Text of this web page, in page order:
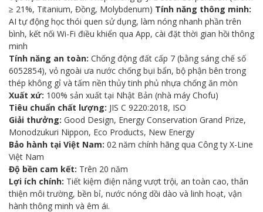
≥ 21%, Titanium, Đồng, Molybdenum) Tính năng thông minh:
AI tự động học thói quen sử dụng, làm nóng nhanh phần trên
bình, kết nối Wi-Fi điều khiển qua App, cài đặt thời gian hồi thông
minh
Tính năng an toàn: Chống động đất cấp 7 (bằng sáng chế số
6052854), vỏ ngoài ưa nước chống bụi bẩn, bộ phận bên trong
thép không gỉ và tấm nền thủy tinh phủ nhựa chống ăn mòn
Xuất xứ: 100% sản xuất tại Nhật Bản (nhà máy Chofu)
Tiêu chuẩn chất lượng: JIS C 9220:2018, ISO
Giải thưởng: Good Design, Energy Conservation Grand Prize,
Monodzukuri Nippon, Eco Products, New Energy
Bảo hành tại Việt Nam: 02 năm chính hãng qua Công ty X-Line
Việt Nam
Độ bền cam kết: Trên 20 năm
Lợi ích chính: Tiết kiệm điện năng vượt trội, an toàn cao, thân
thiện môi trường, bền bỉ, nước nóng dồi dào và linh hoạt, vận
hành thông minh và êm ái.